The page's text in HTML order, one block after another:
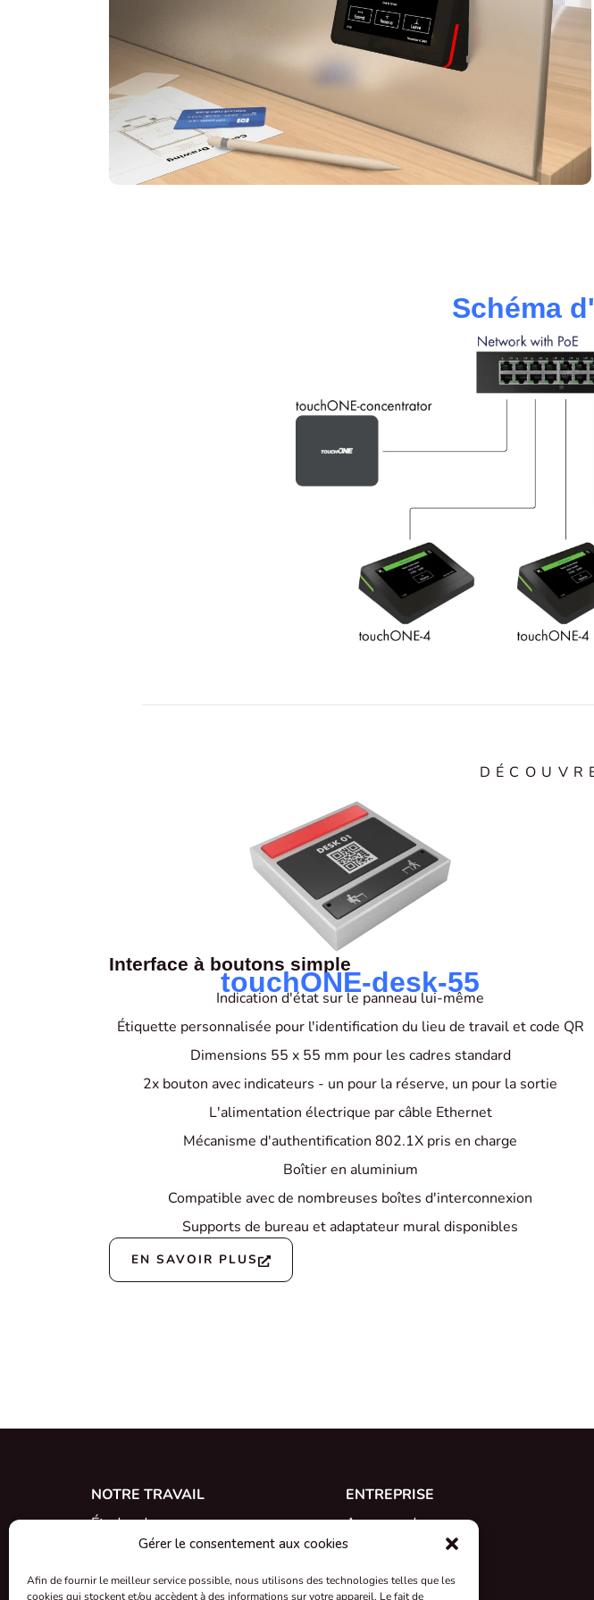
Gérer le consentement aux cookies
Afin de fournir le meilleur service possible, nous utilisons des technologies telles que les
cookies qui stockent et/ou accèdent à des informations sur votre appareil. Le fait de
Schéma
Interface à boutons simple
touchONE-desk-55
Indication d'état sur le panneau lui-même
Étiquette personnalisée pour l'identification du lieu de travail et code QR
Dimensions 55 x 55 mm pour les cadres standard
2x bouton avec indicateurs - un pour la réserve, un pour la sortie
L'alimentation électrique par câble Ethernet
Mécanisme d'authentification 802.1X pris en charge
Boîtier en aluminium
Compatible avec de nombreuses boîtes d'interconnexion
Supports de bureau et adaptateur mural disponibles
EN SAVOIR PLUS
NOTRE TRAVAIL
Études de cas
Nouveautés
ENTREPRISE
A propos de
Rencontrez l'équipe
Carrière